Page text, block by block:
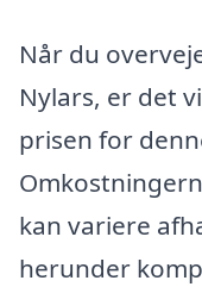
Når du
Nylars, er det
prisen for
kan variere
herunder